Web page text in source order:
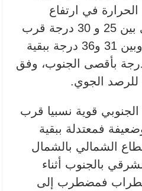
في ارتفاع
طفيف وتتراوح القصوى بين 25 و 30 درجة قرب
السواحل وبالمرتفعات وبين 31 و36 درجة ببقية
وتصل إلى 39 درجة بأقصى الجنوب، وفق
للرصد الجوي.
قوية نسبيا قرب
فمعتدلة ببقية
الشمالي بالشمال
بالجنوب أثناء
فمضطرب إلى